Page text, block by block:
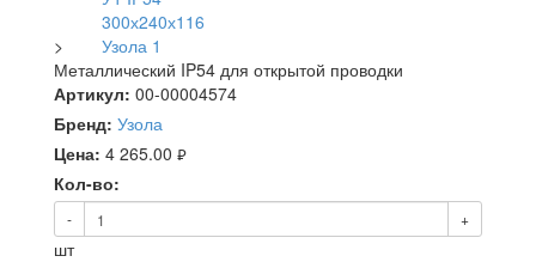
>
Металлический IP54 для открытой проводки
Артикул: 00-00004574
Бренд: Узола
Цена: 4 265.00 руб.
Кол-во:
- +
шт